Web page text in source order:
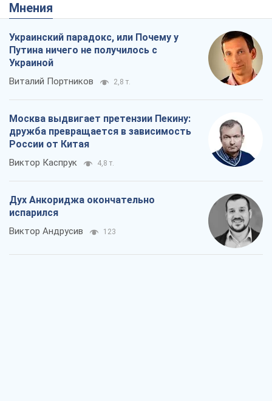
Мнения
Украинский парадокс, или Почему у
Путина ничего не получилось с
Украиной
Виталий Портников 2,8 т.
Москва выдвигает претензии Пекину:
дружба превращается в зависимость
России от Китая
Виктор Каспрук 4,8 т.
Дух Анкориджа окончательно
испарился
Виктор Андрусив 123